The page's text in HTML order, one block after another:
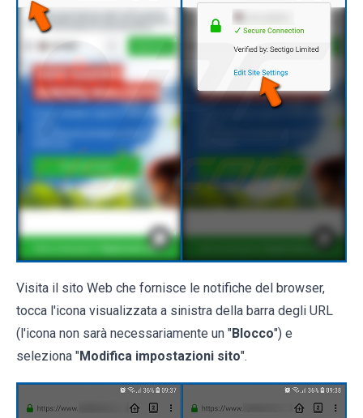
Visita il sito Web che fornisce le notifiche del browser,
tocca l'icona visualizzata a sinistra della barra degli URL
(l'icona non sarà necessariamente un "Blocco") e
seleziona "Modifica impostazioni sito".